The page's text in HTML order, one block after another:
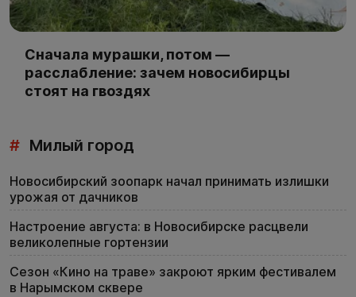
Сначала мурашки, потом —
расслабление: зачем новосибирцы
стоят на гвоздях
# Милый город
Новосибирский зоопарк начал принимать излишки
урожая от дачников
Настроение августа: в Новосибирске расцвели
великолепные гортензии
Сезон «Кино на траве» закроют ярким фестивалем
в Нарымском сквере